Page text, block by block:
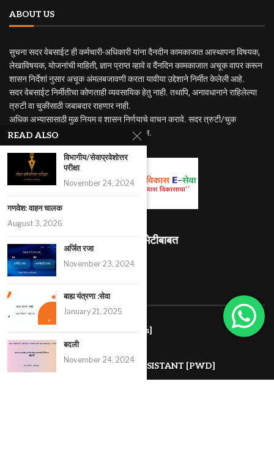
ABOUT US
सुचना सदर वेबसाईट ही कर्मचारी-अधिकारी यांना दैनदीन कामकाजात आस्थापना विषयक,
लेखाविषयक, योजनांची माहिती, ज्ञान प्राप्त व्हावे व दैंनदिन कामकाजात अचूक वापर करून
शासन निर्देशां नुसार अचूक अंमलबजावणी करता यावीया उद्देशाने निर्मीत केलेली आहे.
सदर वेबसाईट निर्मीतीचा कोणताही व्यवसायिक हेतु नाही. तथापि, अनावधानाने राहिलेल्या
त्रुटी वा चुकीसाठी जबाबदार राहणार नाही.
अधिक अभ्यासासाठी मुळ नियम व शासन निर्णयाचे वाचन करावे. सदर त्रुटी/चुक
निदर्शनास आणुन दिल्यास सुधारणा करण्यात येईल.
माहितीस्थळ भेटीबाबत
492841
RECENT ARTICLES
संशोधन सहाय्यक [Research Assistants]
August 8, 2026
प्रयोगशाळा सहाय्यक LABORATARY ASSISTANT [PWD]
READ ALSO
विभागीय/सेवाप्रवेशोत्तर
परीक्षा
November 24, 2024
गणवेश: वाहन चालक
August 3, 2026
अर्जित रजा
November 23, 2024
बाह्य यंत्रणा :सेवा
January 21, 2025
बदली
November 24, 2024